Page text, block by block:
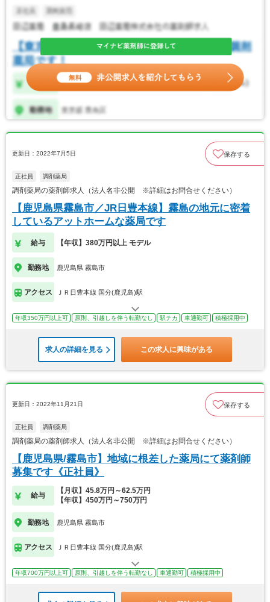
更新日：2022年7月5日 保存する
正社員 調剤薬局
調剤薬局の薬剤師求人（法人名非公開 ※詳細はお問合せください）
【鹿児島県霧島市／JR日豊本線】霧島の地元に密着
しているアットホームな薬局です
給与 【年収】380万円以上 モデル
勤務地 鹿児島県 霧島市
アクセス ＪＲ日豊本線 国分(鹿児島)駅
年収350万円以上可 原則、引越しを伴う転勤なし 駅チカ 車通勤可 積極採用中
求人の詳細を見る この求人に興味がある
更新日：2022年11月21日 保存する
正社員 調剤薬局
調剤薬局の薬剤師求人（法人名非公開 ※詳細はお問合せください）
【鹿児島県/霧島市】地域に根差した薬局にて薬剤師
募集です《正社員》
給与
【月収】45.8万円～62.5万円
【年収】450万円～750万円
勤務地 鹿児島県 霧島市
アクセス ＪＲ日豊本線 国分(鹿児島)駅
年収700万円以上可 原則、引越しを伴う転勤なし 車通勤可 積極採用中